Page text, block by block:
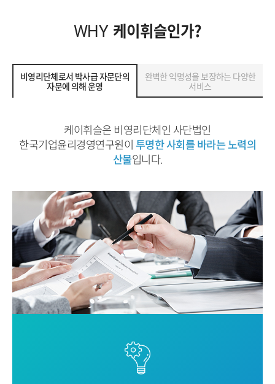
WHY 케이휘슬인가?
비영리단체로서 박사급 자문단의
자문에 의해 운영
완벽한 익명성을 보장하는 다양한
서비스
케이휘슬은 비영리단체인 사단법인
한국기업윤리경영연구원이투명한 사회를 바라는 노력의
산물입니다.